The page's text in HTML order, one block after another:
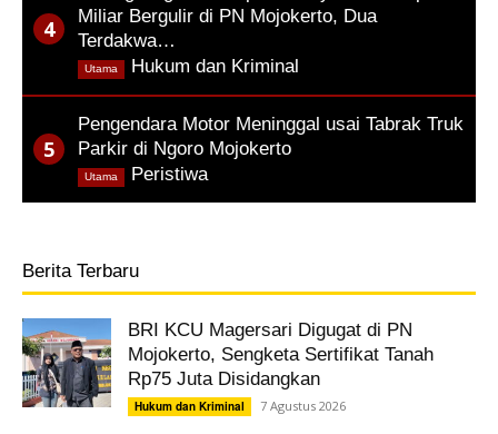
Miliar Bergulir di PN Mojokerto, Dua
Terdakwa…
Hukum dan Kriminal
Utama
Pengendara Motor Meninggal usai Tabrak Truk
Parkir di Ngoro Mojokerto
Peristiwa
Utama
Berita Terbaru
BRI KCU Magersari Digugat di PN
Mojokerto, Sengketa Sertifikat Tanah
Rp75 Juta Disidangkan
Hukum dan Kriminal 7 Agustus 2026